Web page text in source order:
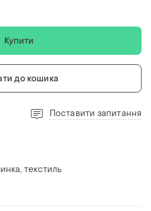
Купити
до кошика
Поставити запитання
текстиль